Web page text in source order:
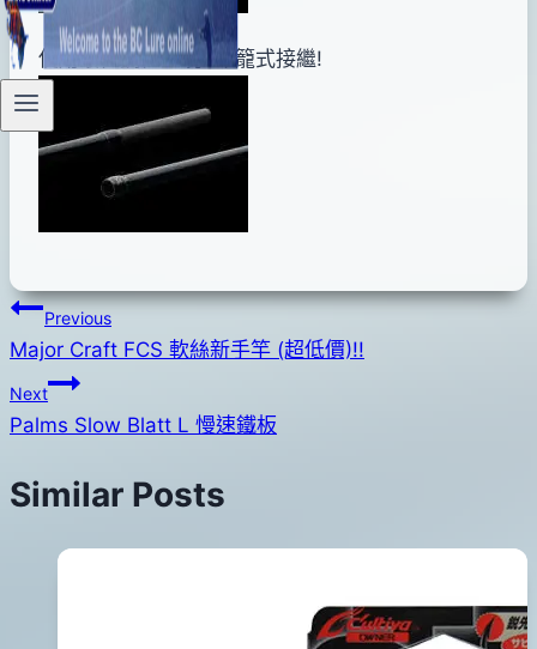
使用最佳調性呈現~印籠式接繼!
文
章
導
Previous
Major Craft FCS 軟絲新手竿 (超低價)!!
Next
Palms Slow Blatt L 慢速鐵板
Similar Posts